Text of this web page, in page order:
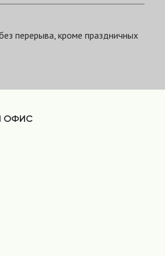
перерыва, кроме праздничных
ОФИС